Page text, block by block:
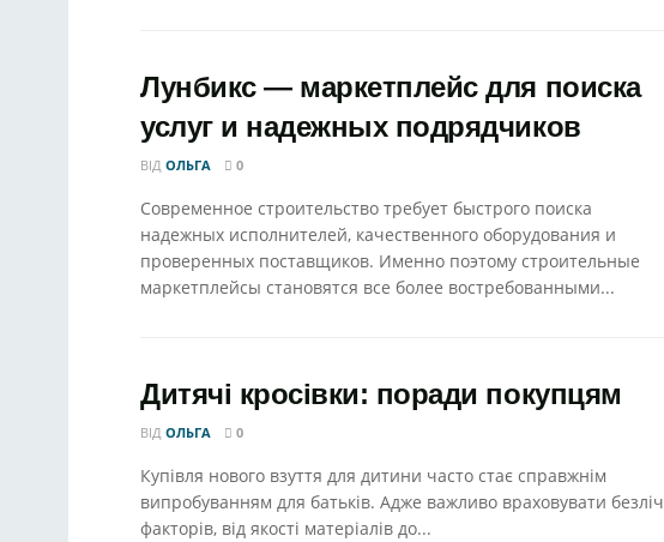
Лунбикс — маркетплейс для поиска
услуг и надежных подрядчиков
ВІД ОЛЬГА 0
Современное строительство требует быстрого поиска
надежных исполнителей, качественного оборудования и
проверенных поставщиков. Именно поэтому строительные
маркетплейсы становятся все более востребованными...
Дитячі кросівки: поради покупцям
ВІД ОЛЬГА 0
Купівля нового взуття для дитини часто стає справжнім
випробуванням для батьків. Адже важливо враховувати безліч
факторів, від якості матеріалів до...